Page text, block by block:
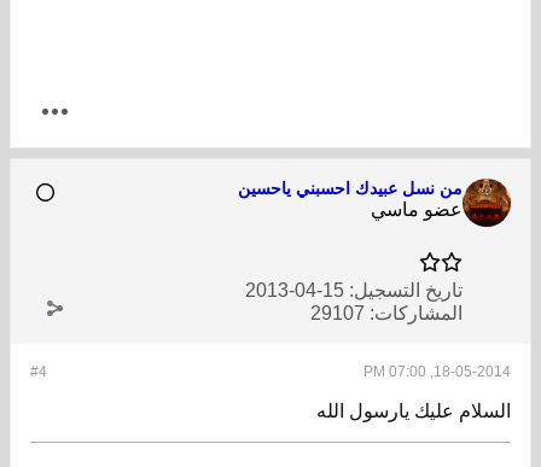
من نسل عبيدك احسبني ياحسين
عضو ماسي
تاريخ التسجيل: 15-04-2013
المشاركات: 29107
#4 18-05-2014, 07:00 PM
السلام عليك يارسول الله